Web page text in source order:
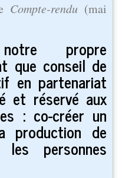
Compte-rendu (mai
propre
que conseil de
en partenariat
et réservé aux
: co-créer un
production de
les personnes